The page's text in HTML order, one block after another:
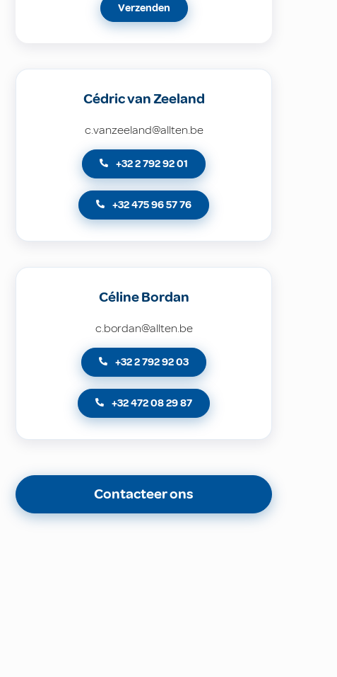
Verzenden
Cédric van Zeeland
c.vanzeeland@allten.be
+32 2 792 92 01
+32 475 96 57 76
Céline Bordan
c.bordan@allten.be
+32 2 792 92 03
+32 472 08 29 87
Contacteer ons